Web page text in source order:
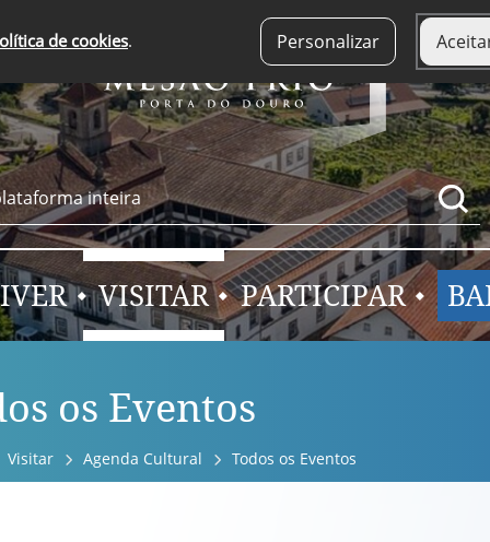
de cookies. Personalizar
VISITAR PARTICIPAR
os Eventos
Visitar Agenda Cultural Todos os Eventos